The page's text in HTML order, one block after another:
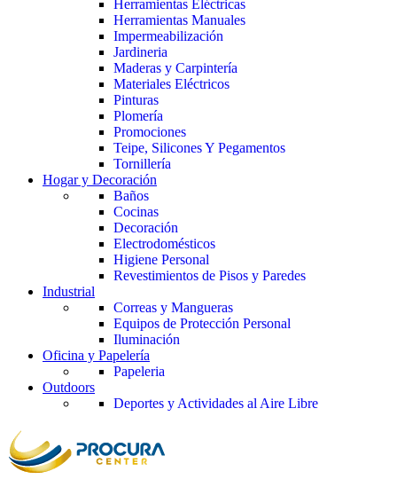
Herramientas Eléctricas
Herramientas Manuales
Impermeabilización
Jardineria
Maderas y Carpintería
Materiales Eléctricos
Pinturas
Plomería
Promociones
Teipe, Silicones Y Pegamentos
Tornillería
Hogar y Decoración
Baños
Cocinas
Decoración
Electrodomésticos
Higiene Personal
Revestimientos de Pisos y Paredes
Industrial
Correas y Mangueras
Equipos de Protección Personal
Iluminación
Oficina y Papelería
Papeleria
Outdoors
Deportes y Actividades al Aire Libre